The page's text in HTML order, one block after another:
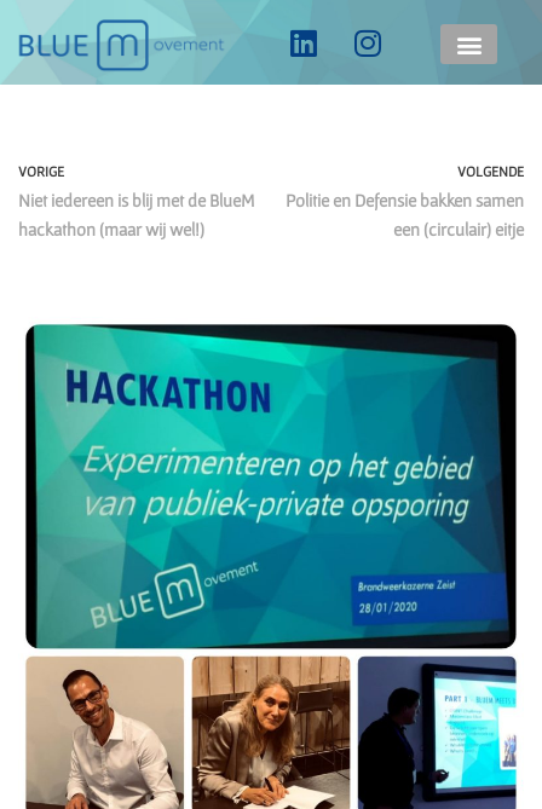
VORIGE
Niet iedereen is blij met de BlueM
hackathon (maar wij wel!)
VOLGENDE
Politie en Defensie bakken samen
een (circulair) eitje